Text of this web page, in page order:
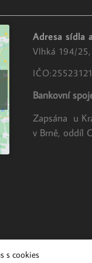
s cookies
Adresa sídla
Vlhká 194/
Bankovní
Zapsána u
v Brně, oddíl